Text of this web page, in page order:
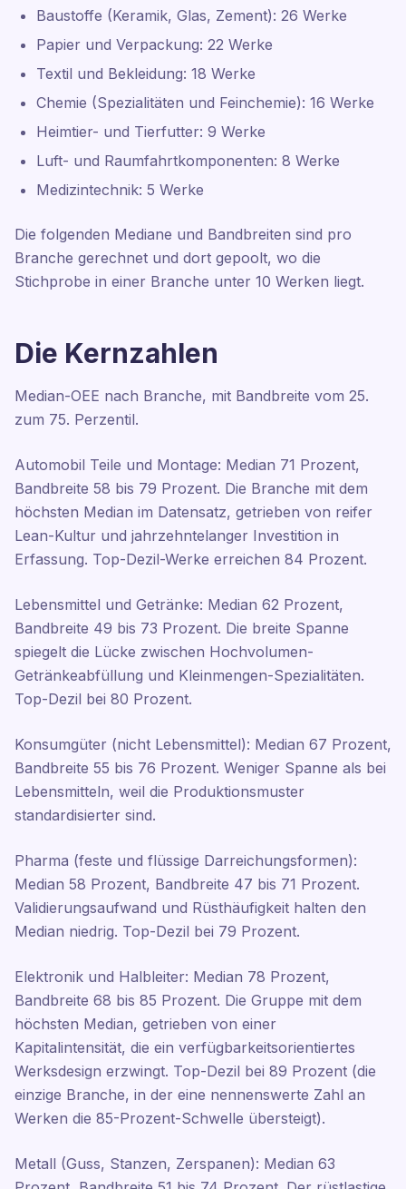
Baustoffe (Keramik, Glas, Zement): 26 Werke
Papier und Verpackung: 22 Werke
Textil und Bekleidung: 18 Werke
Chemie (Spezialitäten und Feinchemie): 16 Werke
Heimtier- und Tierfutter: 9 Werke
Luft- und Raumfahrtkomponenten: 8 Werke
Medizintechnik: 5 Werke
Die folgenden Mediane und Bandbreiten sind pro
Branche gerechnet und dort gepoolt, wo die
Stichprobe in einer Branche unter 10 Werken liegt.
Die Kernzahlen
Median-OEE nach Branche, mit Bandbreite vom 25.
zum 75. Perzentil.
Automobil Teile und Montage: Median 71 Prozent,
Bandbreite 58 bis 79 Prozent. Die Branche mit dem
höchsten Median im Datensatz, getrieben von reifer
Lean-Kultur und jahrzehntelanger Investition in
Erfassung. Top-Dezil-Werke erreichen 84 Prozent.
Lebensmittel und Getränke: Median 62 Prozent,
Bandbreite 49 bis 73 Prozent. Die breite Spanne
spiegelt die Lücke zwischen Hochvolumen-
Getränkeabfüllung und Kleinmengen-Spezialitäten.
Top-Dezil bei 80 Prozent.
Konsumgüter (nicht Lebensmittel): Median 67 Prozent,
Bandbreite 55 bis 76 Prozent. Weniger Spanne als bei
Lebensmitteln, weil die Produktionsmuster
standardisierter sind.
Pharma (feste und flüssige Darreichungsformen):
Median 58 Prozent, Bandbreite 47 bis 71 Prozent.
Validierungsaufwand und Rüsthäufigkeit halten den
Median niedrig. Top-Dezil bei 79 Prozent.
Elektronik und Halbleiter: Median 78 Prozent,
Bandbreite 68 bis 85 Prozent. Die Gruppe mit dem
höchsten Median, getrieben von einer
Kapitalintensität, die ein verfügbarkeitsorientiertes
Werksdesign erzwingt. Top-Dezil bei 89 Prozent (die
einzige Branche, in der eine nennenswerte Zahl an
Werken die 85-Prozent-Schwelle übersteigt).
Metall (Guss, Stanzen, Zerspanen): Median 63